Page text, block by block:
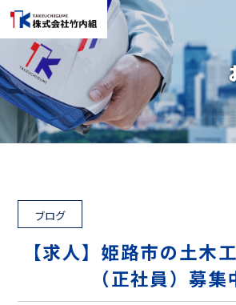
ブログ
【求人】姫路市の土木
（正社員）募集